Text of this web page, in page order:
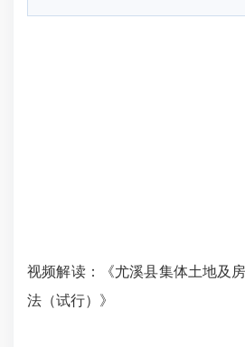
视频解读：《尤溪县集体土地及
法（试行）》